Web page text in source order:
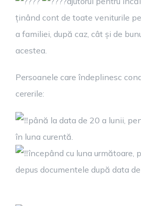
ținând cont de toate veniturile
a familiei, după caz, cât și de
acestea.
Persoanele care îndeplinesc
cererile:
până la data de 20 a lunii,
în luna curentă.
începând cu luna următoare,
depus documentele după data